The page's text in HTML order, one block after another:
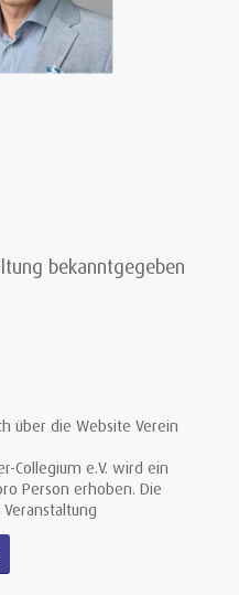
bekanntgegeben
über die Website Verein
Collegium e.V. wird ein
Person erhoben. Die